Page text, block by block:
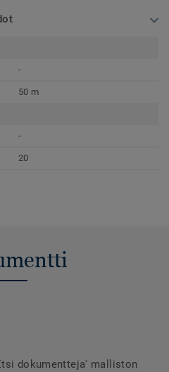
-
50 m
-
20
dokumentteja' malliston